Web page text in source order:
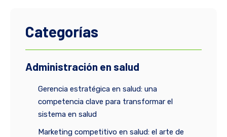
Categorías
Administración en salud
Gerencia estratégica en salud: una
competencia clave para transformar el
sistema en salud
Marketing competitivo en salud: el arte de